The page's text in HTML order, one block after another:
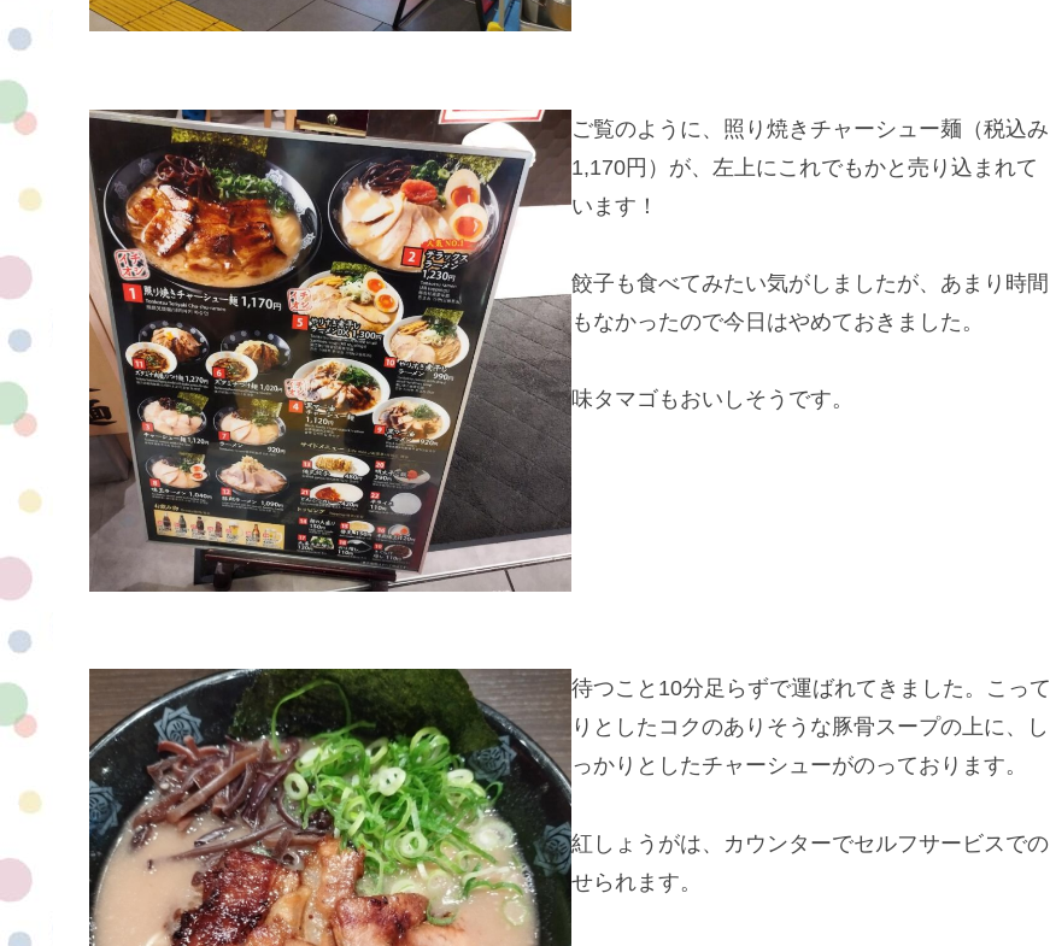
ご覧のように、照り焼きチャーシュー麺（税込み
1,170円）が、左上にこれでもかと売り込まれて
います！
餃子も食べてみたい気がしましたが、あまり時間
もなかったので今日はやめておきました。
味タマゴもおいしそうです。
待つこと10分足らずで運ばれてきました。こって
りとしたコクのありそうな豚骨スープの上に、し
っかりとしたチャーシューがのっております。
紅しょうがは、カウンターでセルフサービスでの
せられます。